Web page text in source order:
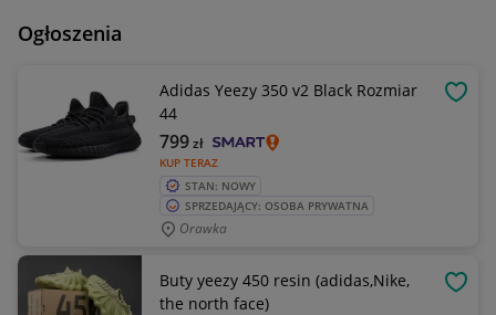
Ogłoszenia
Adidas Yeezy 350 v2 Black Rozmiar
44
KUP TERAZ
799zł
STAN: NOWY
SPRZEDAJĄCY: OSOBA PRYWATNA
Orawka
Buty yeezy 450 resin (adidas,Nike,
the north face)